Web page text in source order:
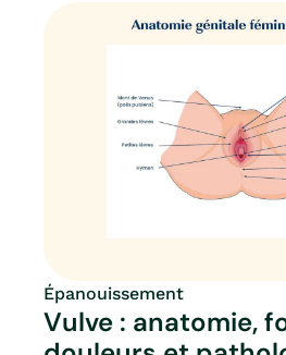
de rencontres
n’en citer qu’une) et de l’ère
l’infidélité n’a jamais été
pose ainsi la question des
question étant de savoir à
moment nos
ligne ou non) peuvent-ils
Épanouissement
Vulve : anatomie,